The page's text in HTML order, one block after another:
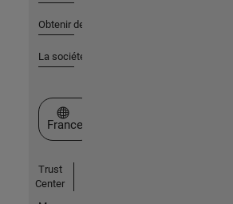
Obtenir de l'aide
La société
Sélectionner un site web
France
Trust
Center